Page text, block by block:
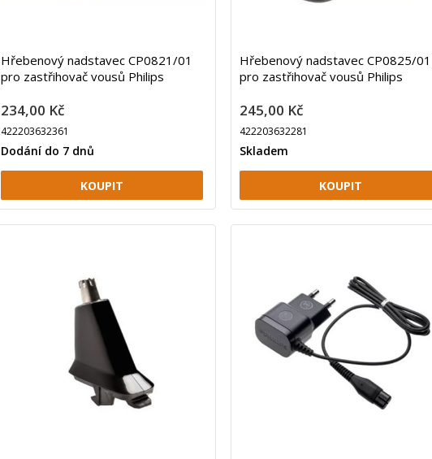
Hřebenový nadstavec CP0821/01
pro zastřihovač vousů Philips
234,00 Kč
422203632361
Dodání do 7 dnů
Hřebenový nadstavec CP0825/01
pro zastřihovač vousů Philips
245,00 Kč
422203632281
Skladem